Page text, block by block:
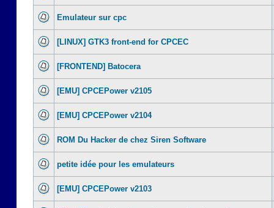
Emulateur sur cpc
[LINUX] GTK3 front-end for CPCEC
[FRONTEND] Batocera
[EMU] CPCEPower v2105
[EMU] CPCEPower v2104
ROM Du Hacker de chez Siren Software
petite idée pour les emulateurs
[EMU] CPCEPower v2103